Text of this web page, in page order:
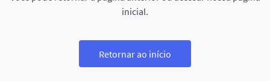
inicial.
Retornar ao início